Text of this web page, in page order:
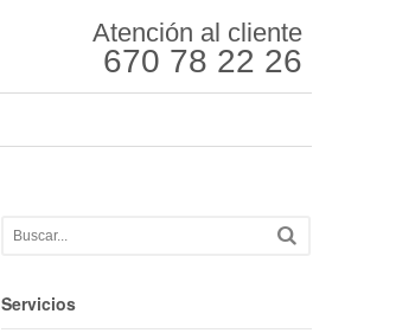
Atención al cliente
670 78 22 26
Servicios